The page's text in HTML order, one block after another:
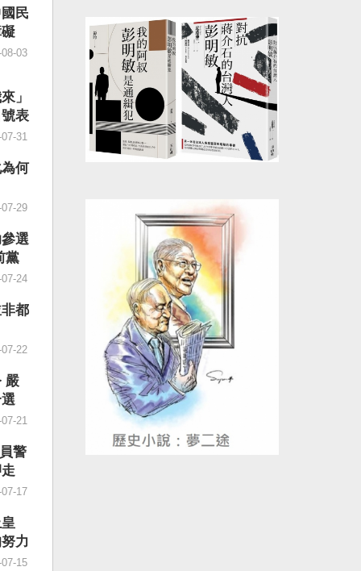
會
會
，
會坐
，
，
嚴
日
主
份
人
給予
主
民
害
鎮
政
部
。
蔓
權
世
焦
擾
的
社
灣
國
」
」
。
體
造
月
榮
穿
一
不
「有
經
各
常
，
態
是
當
兜
好
會
一
昂
質
，
一
民
03
」
表
31
何
29
選
黨
年8
24
非都
22
嚴
21
警
17
力
15